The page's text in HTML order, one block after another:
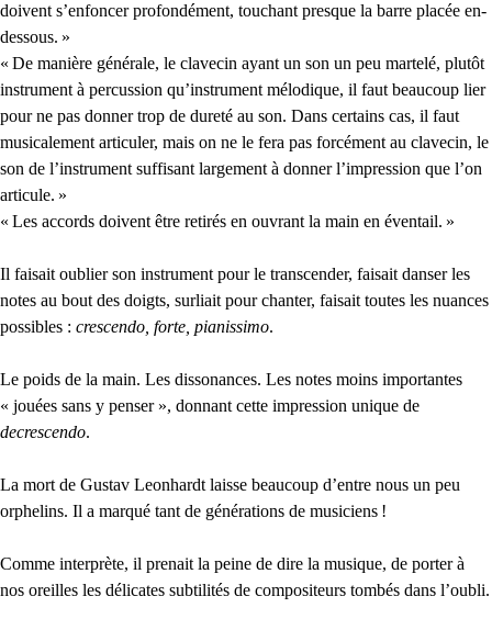
doivent s’enfoncer profondément, touchant presque la barre placée en-
dessous. »
« De manière générale, le clavecin ayant un son un peu martelé, plutôt
instrument à percussion qu’instrument mélodique, il faut beaucoup lier
pour ne pas donner trop de dureté au son. Dans certains cas, il faut
musicalement articuler, mais on ne le fera pas forcément au clavecin, le
son de l’instrument suffisant largement à donner l’impression que l’on
articule. »
« Les accords doivent être retirés en ouvrant la main en éventail. »
Il faisait oublier son instrument pour le transcender, faisait danser les
notes au bout des doigts, surliait pour chanter, faisait toutes les nuances
possibles : crescendo, forte, pianissimo.
Le poids de la main. Les dissonances. Les notes moins importantes
« jouées sans y penser », donnant cette impression unique de
decrescendo.
La mort de Gustav Leonhardt laisse beaucoup d’entre nous un peu
orphelins. Il a marqué tant de générations de musiciens !
Comme interprète, il prenait la peine de dire la musique, de porter à
nos oreilles les délicates subtilités de compositeurs tombés dans l’oubli.